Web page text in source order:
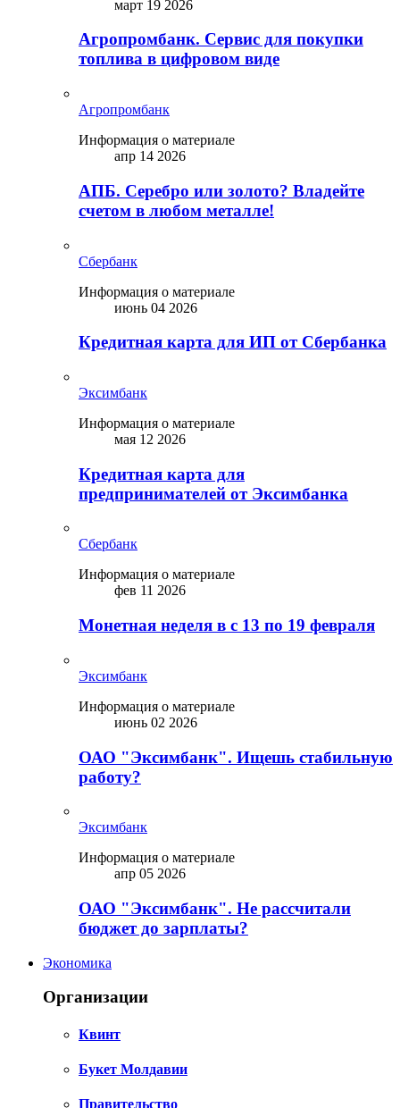
март 19 2026
Агропромбанк. Сервис для покупки
топлива в цифровом виде
Агропромбанк
Информация о материале
апр 14 2026
АПБ. Серебро или золото? Владейте
счетом в любом металле!
Сбербанк
Информация о материале
июнь 04 2026
Кредитная карта для ИП от Сбербанка
Эксимбанк
Информация о материале
мая 12 2026
Кредитная карта для
предпринимателей от Эксимбанка
Сбербанк
Информация о материале
фев 11 2026
Монетная неделя в с 13 по 19 февраля
Эксимбанк
Информация о материале
июнь 02 2026
ОАО "Эксимбанк". Ищешь стабильную
работу?
Эксимбанк
Информация о материале
апр 05 2026
ОАО "Эксимбанк". Не рассчитали
бюджет до зарплаты?
Экономика
Организации
Квинт
Букет Молдавии
Правительство